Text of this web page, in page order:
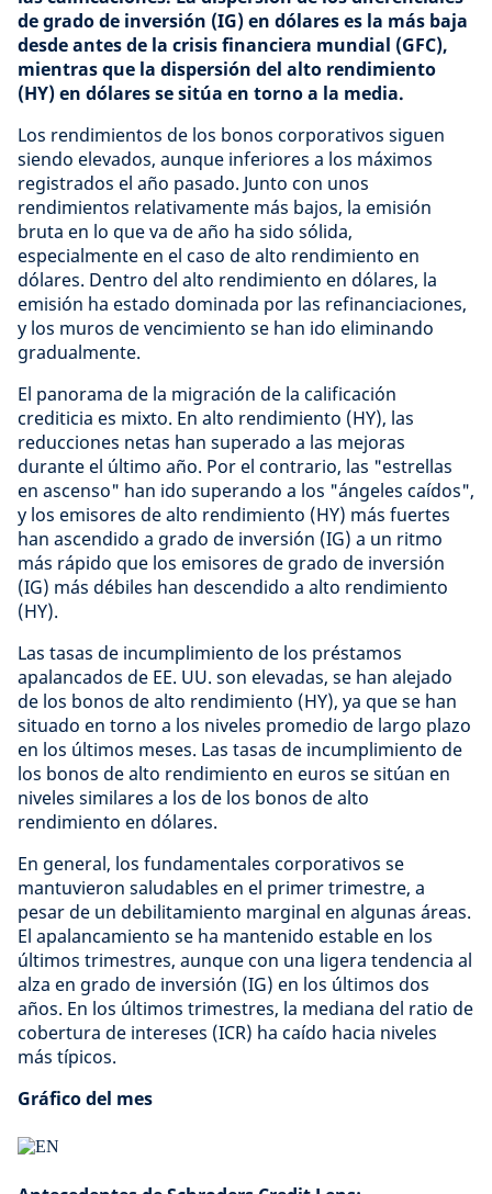
de grado de inversión (IG) en dólares es la más baja
desde antes de la crisis financiera mundial (GFC),
mientras que la dispersión del alto rendimiento
(HY) en dólares se sitúa en torno a la media.
Los rendimientos de los bonos corporativos siguen
siendo elevados, aunque inferiores a los máximos
registrados el año pasado. Junto con unos
rendimientos relativamente más bajos, la emisión
bruta en lo que va de año ha sido sólida,
especialmente en el caso de alto rendimiento en
dólares. Dentro del alto rendimiento en dólares, la
emisión ha estado dominada por las refinanciaciones,
y los muros de vencimiento se han ido eliminando
gradualmente.
El panorama de la migración de la calificación
crediticia es mixto. En alto rendimiento (HY), las
reducciones netas han superado a las mejoras
durante el último año. Por el contrario, las "estrellas
en ascenso" han ido superando a los "ángeles caídos",
y los emisores de alto rendimiento (HY) más fuertes
han ascendido a grado de inversión (IG) a un ritmo
más rápido que los emisores de grado de inversión
(IG) más débiles han descendido a alto rendimiento
(HY).
Las tasas de incumplimiento de los préstamos
apalancados de EE. UU. son elevadas, se han alejado
de los bonos de alto rendimiento (HY), ya que se han
situado en torno a los niveles promedio de largo plazo
en los últimos meses. Las tasas de incumplimiento de
los bonos de alto rendimiento en euros se sitúan en
niveles similares a los de los bonos de alto
rendimiento en dólares.
En general, los fundamentales corporativos se
mantuvieron saludables en el primer trimestre, a
pesar de un debilitamiento marginal en algunas áreas.
El apalancamiento se ha mantenido estable en los
últimos trimestres, aunque con una ligera tendencia al
alza en grado de inversión (IG) en los últimos dos
años. En los últimos trimestres, la mediana del ratio de
cobertura de intereses (ICR) ha caído hacia niveles
más típicos.
Gráfico del mes